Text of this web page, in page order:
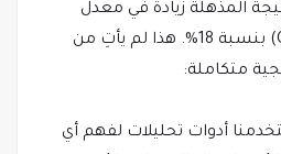
المذهلة زيادة في معدل
التحول (Conversion Rate) بنسبة 18%. هذا لم يأتِ من
متكاملة:
أدوات تحليلات لفهم أي